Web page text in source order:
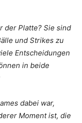
der Platte? Sie sind
und Strikes zu
Entscheidungen
in beide
dabei war,
Moment ist, die